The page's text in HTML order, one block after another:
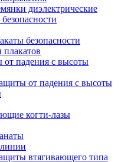
диэлектрические
безопасности
от падения с высоты
от падения с высоты
когти-лазы
втягивающего типа